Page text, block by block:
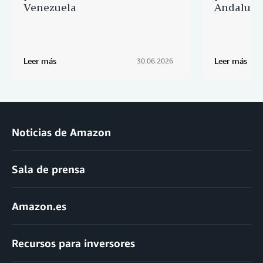
Venezuela
Leer más 30.06.2026 Leer más
Noticias de Amazon
Sala de prensa
Amazon.es
Recursos para inversores